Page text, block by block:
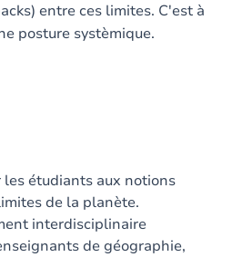
entre ces limites. C'est à
posture systèmique.
les étudiants aux notions
de la planète.
interdisciplinaire
de géographie,